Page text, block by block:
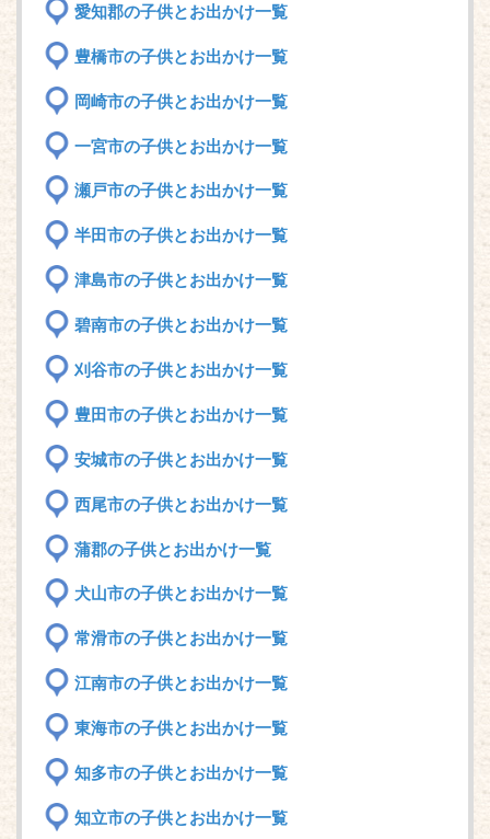
愛知郡の子供とお出かけ一覧
豊橋市の子供とお出かけ一覧
岡崎市の子供とお出かけ一覧
一宮市の子供とお出かけ一覧
瀬戸市の子供とお出かけ一覧
半田市の子供とお出かけ一覧
津島市の子供とお出かけ一覧
碧南市の子供とお出かけ一覧
刈谷市の子供とお出かけ一覧
豊田市の子供とお出かけ一覧
安城市の子供とお出かけ一覧
西尾市の子供とお出かけ一覧
蒲郡の子供とお出かけ一覧
犬山市の子供とお出かけ一覧
常滑市の子供とお出かけ一覧
江南市の子供とお出かけ一覧
東海市の子供とお出かけ一覧
知多市の子供とお出かけ一覧
知立市の子供とお出かけ一覧